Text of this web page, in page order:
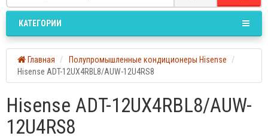
КАТЕГОРИИ
Главная
Полупромышленные кондиционеры Hisense
Hisense ADT-12UX4RBL8/AUW-12U4RS8
Hisense ADT-12UX4RBL8/AUW-
12U4RS8